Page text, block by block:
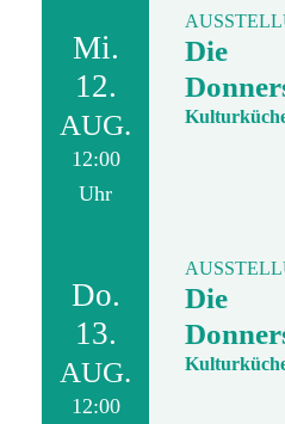
Mi.
12.
AUG.
12:00
Uhr
Die
Do.
13.
AUG.
12:00
Die